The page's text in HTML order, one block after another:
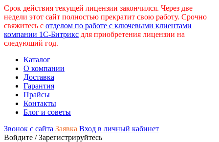
Срок действия текущей лицензии закончился. Через две
недели этот сайт полностью прекратит свою работу. Срочно
свяжитесь с отделом по работе с ключевыми клиентами
компании 1С-Битрикс для приобретения лицензии на
следующий год.
Каталог
О компании
Доставка
Гарантия
Прайсы
Контакты
Блог и советы
Звонок с сайта Заявка Вход в личный кабинет
Войдите /Зарегистрируйтесь